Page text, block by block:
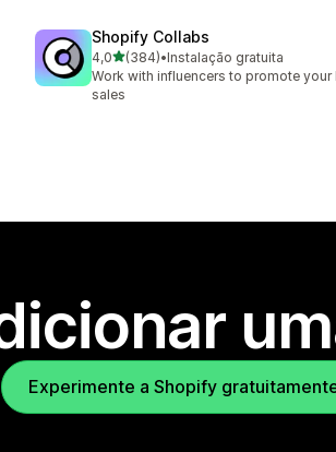
Shopify Collabs
4,0de 5 estrelas
(384)
384 total de avaliações
•Instalação gratuita
Work with influencers to promote your
sales
Experimente a Shopify